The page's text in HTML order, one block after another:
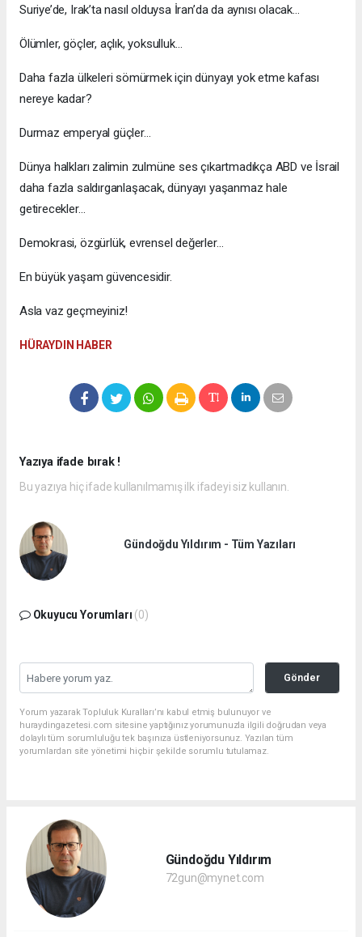
Suriye’de, Irak’ta nasıl olduysa İran’da da aynısı olacak…
Ölümler, göçler, açlık, yoksulluk…
Daha fazla ülkeleri sömürmek için dünyayı yok etme kafası
nereye kadar?
Durmaz emperyal güçler…
Dünya halkları zalimin zulmüne ses çıkartmadıkça ABD ve İsrail
daha fazla saldırganlaşacak, dünyayı yaşanmaz hale
getirecekler…
Demokrasi, özgürlük, evrensel değerler…
En büyük yaşam güvencesidir.
Asla vaz geçmeyiniz!
HÜRAYDIN HABER
Yazıya ifade bırak !
Bu yazıya hiç ifade kullanılmamış ilk ifadeyi siz kullanın.
Gündoğdu Yıldırım - Tüm Yazıları
Okuyucu Yorumları (0)
Gönder
Yorum yazarak Topluluk Kuralları’nı kabul etmiş bulunuyor ve
huraydingazetesi.com sitesine yaptığınız yorumunuzla ilgili doğrudan veya
dolaylı tüm sorumluluğu tek başınıza üstleniyorsunuz. Yazılan tüm
yorumlardan site yönetimi hiçbir şekilde sorumlu tutulamaz.
Gündoğdu Yıldırım
72gun@mynet.com